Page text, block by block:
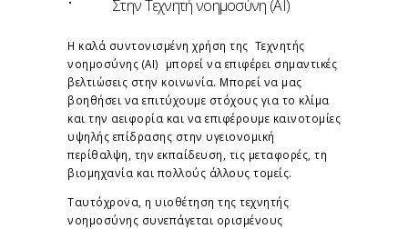
Στην Τεχνητή νοημοσύνη (AI)
Η καλά συντονισμένη χρήση της Τεχνητής
νοημοσύνης (AI) μπορεί να επιφέρει σημαντικές
βελτιώσεις στην κοινωνία. Μπορεί να μας
βοηθήσει να επιτύχουμε στόχους για το κλίμα
και την αειφορία και να επιφέρουμε καινοτομίες
υψηλής επίδρασης στην υγειονομική
περίθαλψη, την εκπαίδευση, τις μεταφορές, τη
βιομηχανία και πολλούς άλλους τομείς.
Ταυτόχρονα, η υιοθέτηση της τεχνητής
νοημοσύνης συνεπάγεται ορισμένους